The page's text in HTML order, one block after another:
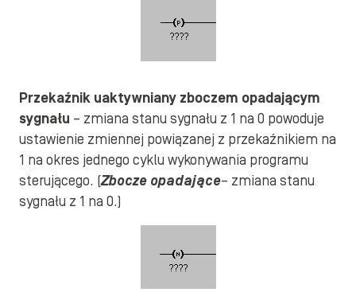
Przekaźnik uaktywniany zboczem opadającym
sygnału – zmiana stanu sygnału z 1 na 0 powoduje
ustawienie zmiennej powiązanej z przekaźnikiem na
1 na okres jednego cyklu wykonywania programu
sterującego. (Zbocze opadające– zmiana stanu
sygnału z 1 na 0.)